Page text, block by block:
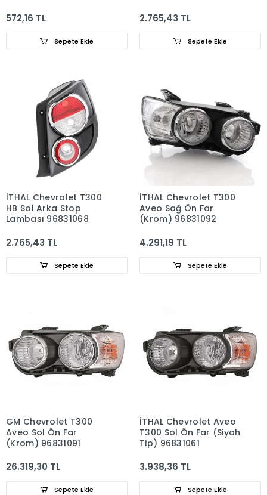
572,16 TL
Sepete Ekle
2.765,43 TL
Sepete Ekle
İTHAL Chevrolet T300
HB Sol Arka Stop
Lambası 96831068
2.765,43 TL
Sepete Ekle
İTHAL Chevrolet T300
Aveo Sağ Ön Far
(Krom) 96831092
4.291,19 TL
Sepete Ekle
GM Chevrolet T300
Aveo Sol Ön Far
(Krom) 96831091
26.319,30 TL
Sepete Ekle
İTHAL Chevrolet Aveo
T300 Sol Ön Far (Siyah
Tip) 96831061
3.938,36 TL
Sepete Ekle